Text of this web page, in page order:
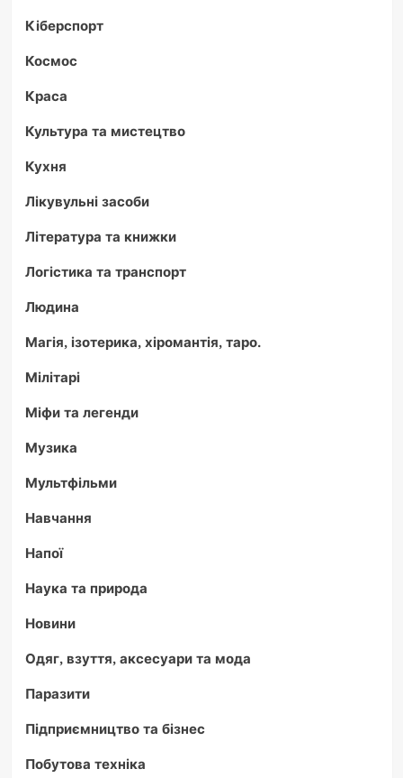
Кіберспорт
Космос
Краса
Культура та мистецтво
Кухня
Лікувульні засоби
Література та книжки
Логістика та транспорт
Людина
Магія, ізотерика, хіромантія, таро.
Мілітарі
Міфи та легенди
Музика
Мультфільми
Навчання
Напої
Наука та природа
Новини
Одяг, взуття, аксесуари та мода
Паразити
Підприємництво та бізнес
Побутова техніка